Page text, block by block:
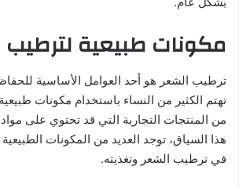
مكونات طبيعية لترطيب
ترطيب الشعر هو أحد العوامل الأساسية
تهتم الكثير من النساء باستخدام مكونات
من المنتجات التجارية التي قد تحتوي على
هذا السياق، توجد العديد من المكونات الطبيعية
في ترطيب الشعر وتغذيته.